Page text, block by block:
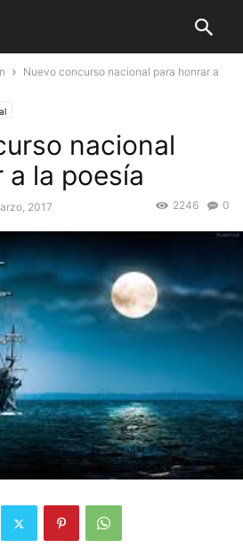
Nuevo concurso nacional para honrar a
nacional
a la poesía
2017 0
2246